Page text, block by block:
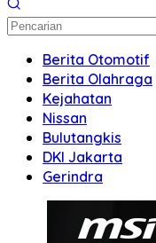
Berita Otomotif
Berita Olahraga
Kejahatan
Nissan
Bulutangkis
DKI Jakarta
Gerindra